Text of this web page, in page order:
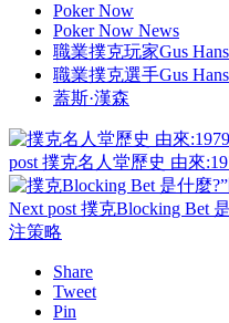
Poker Now
Poker Now News
職業撲克玩家Gus
職業撲克選手Gus
蓋斯·漢森
post 撲克名人堂歷史 由來
Next post 撲克Blocking Bet
注策略
Share
Tweet
Pin